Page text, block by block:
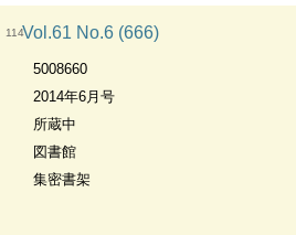
114Vol.61 No.6 (666)
5008660
2014年6月号
所蔵中
図書館
集密書架